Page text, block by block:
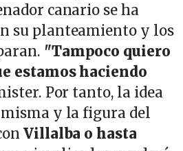
canario se ha
su planteamiento y los
"Tampoco quiero
estamos haciendo
Por tanto, la idea
y la figura del
Villalba o hasta